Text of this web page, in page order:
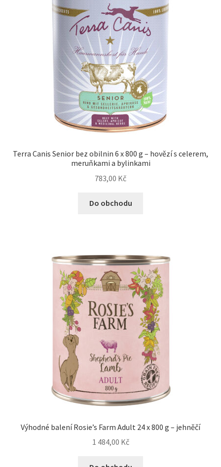
Terra Canis Senior bez obilnin 6 x 800 g – hovězí s celerem,
meruňkami a bylinkami
783,00 Kč
Do obchodu
Výhodné balení Rosie’s Farm Adult 24 x 800 g – jehněčí
1 484,00 Kč